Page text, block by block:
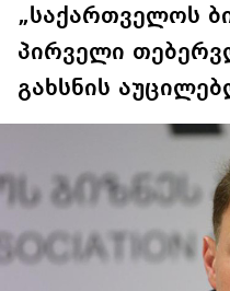
„საქართველოს
პირველი
გახსნის